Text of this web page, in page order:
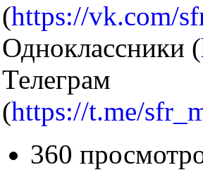
(https://vk.com/
Одноклассники (
Телеграм
(https://t.me/
360